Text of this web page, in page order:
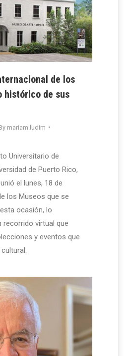
de los
histórico de sus
mariam.ludim
Universitario de
de Puerto Rico,
el lunes, 18 de
los Museos que se
ocasión, lo
virtual que
y eventos que